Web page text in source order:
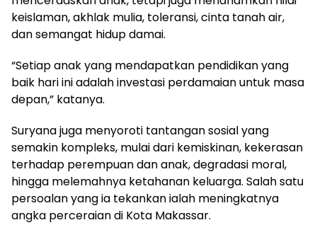
keislaman, akhlak mulia, toleransi, cinta tanah air,
dan semangat hidup damai.
“Setiap anak yang mendapatkan pendidikan yang
baik hari ini adalah investasi perdamaian untuk masa
depan,” katanya.
Suryana juga menyoroti tantangan sosial yang
semakin kompleks, mulai dari kemiskinan, kekerasan
terhadap perempuan dan anak, degradasi moral,
hingga melemahnya ketahanan keluarga. Salah satu
persoalan yang ia tekankan ialah meningkatnya
angka perceraian di Kota Makassar.